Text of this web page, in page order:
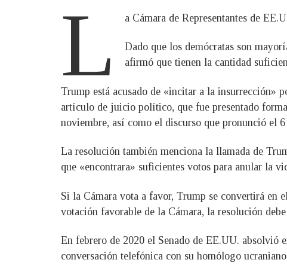
L a Cámara de Representantes de
Dado que los demócratas son
afirmó que tienen la cantidad
Trump está acusado de «incitar a la insurrección»
artículo de juicio político, que fue presentado
noviembre, así como el discurso que pronunció el
La resolución también menciona la llamada de
que «encontrara» suficientes votos para anular la
Si la Cámara vota a favor, Trump se convertirá en
votación favorable de la Cámara, la resolución
En febrero de 2020 el Senado de EE.UU. absolvió
conversación telefónica con su homólogo